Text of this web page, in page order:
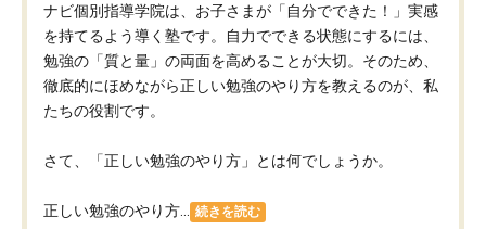
ナビ個別指導学院は、お子さまが「自分でできた！」実感
を持てるよう導く塾です。自力でできる状態にするには、
勉強の「質と量」の両面を高めることが大切。そのため、
徹底的にほめながら正しい勉強のやり方を教えるのが、私
たちの役割です。
さて、「正しい勉強のやり方」とは何でしょうか。
正しい勉強のやり方... 続きを読む